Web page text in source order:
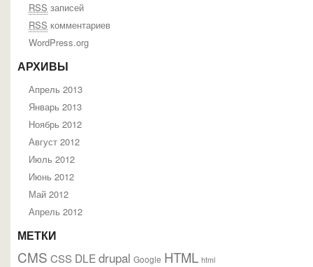
RSS записей
RSS комментариев
WordPress.org
АРХИВЫ
Апрель 2013
Январь 2013
Ноябрь 2012
Август 2012
Июль 2012
Июнь 2012
Май 2012
Апрель 2012
МЕТКИ
CMS CSS DLEdrupal Google HTML html